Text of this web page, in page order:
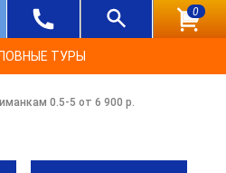
0
ТУРЫ
0.5-5 от 6 900 р.